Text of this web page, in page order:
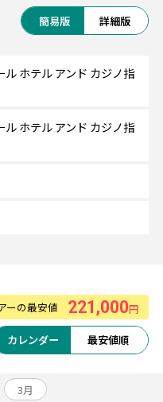
簡易版 詳細版
ル ホテル アンド カジノ指
ル ホテル アンド カジノ指
ーの最安値 221,000円
カレンダー 最安値順
3月